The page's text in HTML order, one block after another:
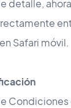
detalle,
Safari móvil.
Condiciones